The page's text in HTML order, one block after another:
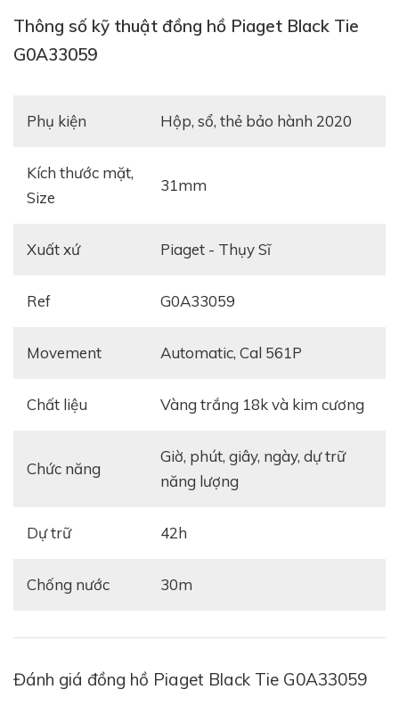
được vinh danh tại sự kiện GPHG 2020
Là mẫu đồng hồ nằm trong bộ sưu tập Black Tie đại
diện cho hình ảnh sang trọng, quý phái,Piaget Black
Tie G0A33059
sở hữu dáng vỏ hình chữ nhật đầy phá
Thông số kỹ thuật đồng hồ Piaget Black Tie
G0A33059
Phụ kiện hộp, sổ, thẻ bảo hành 2020
Kích thước mặt,
Size
31mm
Xuất xứ Piaget - Thụy Sĩ
Ref G0A33059
Movement automatic, Cal 561P
Chất liệu vàng trắng 18k và kim cương
Chức năng
giờ, phút, giây, ngày, dự trữ
năng lượng
Dự trữ 42h
Chống nước 30m
Đánh giá đồng hồ Piaget Black Tie G0A33059